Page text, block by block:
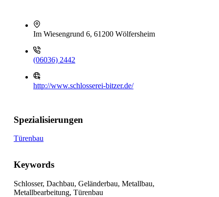
Im Wiesengrund 6, 61200 Wölfersheim
(06036) 2442
http://www.schlosserei-bitzer.de/
Spezialisierungen
Türenbau
Keywords
Schlosser, Dachbau, Geländerbau, Metallbau,
Metallbearbeitung, Türenbau